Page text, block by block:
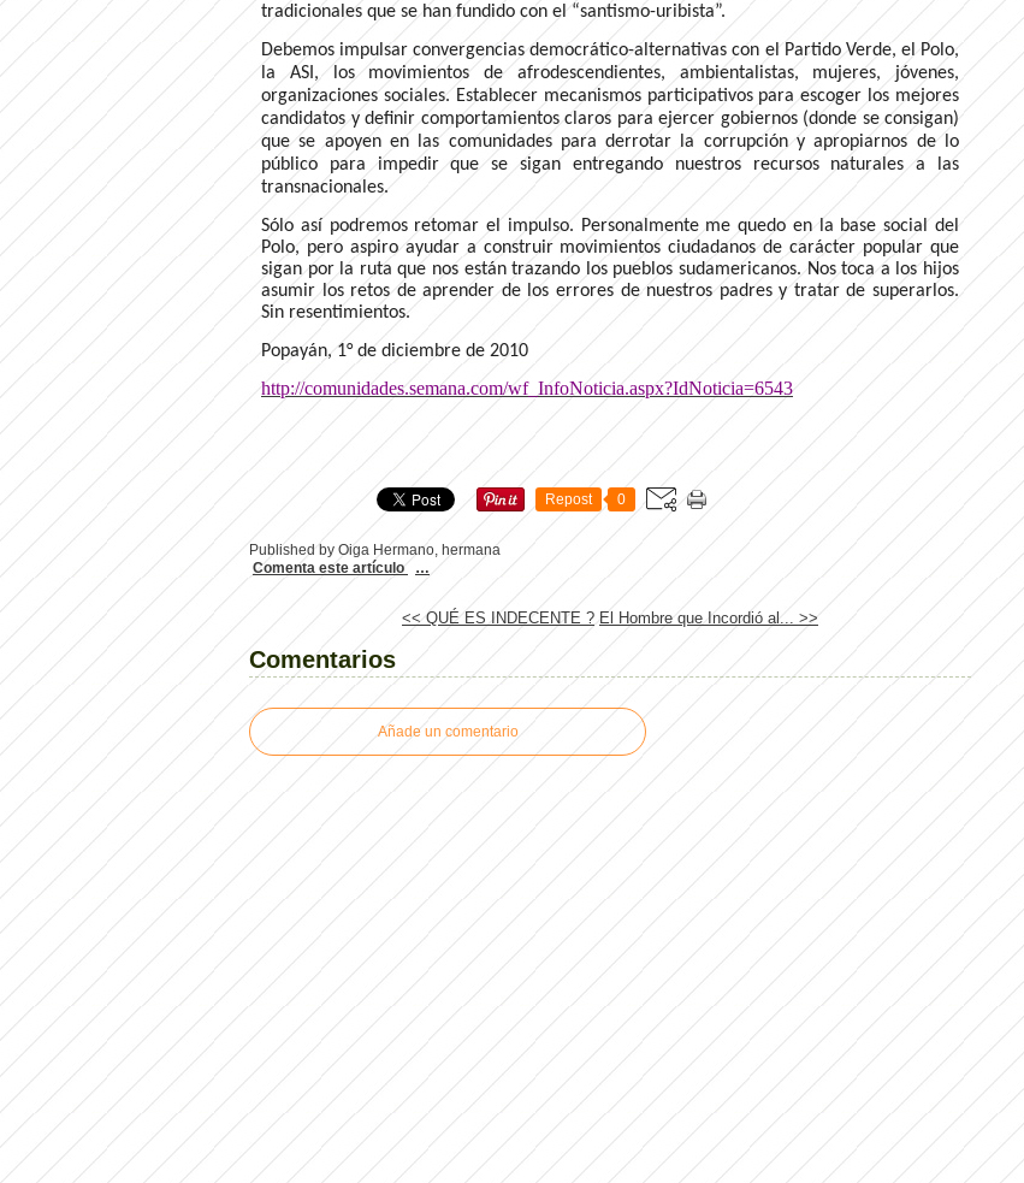
tradicionales que se han fundido con el “santismo-uribista”.
Debemos impulsar convergencias democrático-alternativas con el Partido Verde, el Polo,
la ASI, los movimientos de afrodescendientes, ambientalistas, mujeres, jóvenes,
organizaciones sociales. Establecer mecanismos participativos para escoger los mejores
candidatos y definir comportamientos claros para ejercer gobiernos (donde se consigan)
que se apoyen en las comunidades para derrotar la corrupción y apropiarnos de lo
público para impedir que se sigan entregando nuestros recursos naturales a las
transnacionales.
Sólo así podremos retomar el impulso. Personalmente me quedo en la base social del
Polo, pero aspiro ayudar a construir movimientos ciudadanos de carácter popular que
sigan por la ruta que nos están trazando los pueblos sudamericanos. Nos toca a los hijos
asumir los retos de aprender de los errores de nuestros padres y tratar de superarlos.
Sin resentimientos.
Popayán, 1° de diciembre de 2010
http://comunidades.semana.com/wf_InfoNoticia.aspx?IdNoticia=6543
Repost 0
Published by Oiga Hermano, hermana
Comenta este artículo
…
<< QUÉ ES INDECENTE ? El Hombre que Incordió al... >>
Comentarios
Añade un comentario